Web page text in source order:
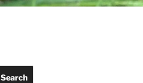
Search